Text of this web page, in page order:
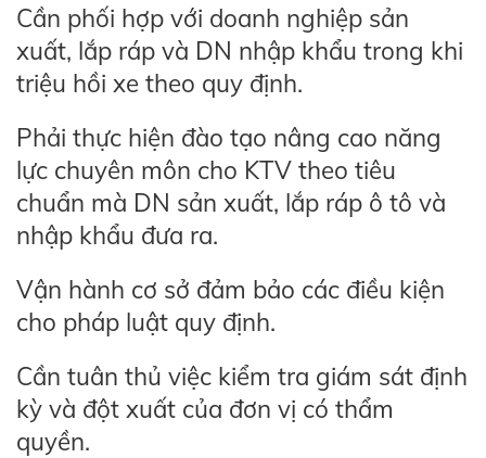
Cần phối hợp với doanh nghiệp sản
xuất, lắp ráp và DN nhập khẩu trong khi
triệu hồi xe theo quy định.
Phải thực hiện đào tạo nâng cao năng
lực chuyên môn cho KTV theo tiêu
chuẩn mà DN sản xuất, lắp ráp ô tô và
nhập khẩu đưa ra.
Vận hành cơ sở đảm bảo các điều kiện
cho pháp luật quy định.
Cần tuân thủ việc kiểm tra giám sát định
kỳ và đột xuất của đơn vị có thẩm
quyền.